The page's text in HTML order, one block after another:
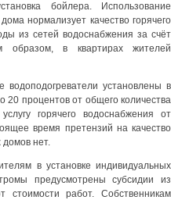
бойлера. Использование
нормализует качество горячего
из сетей водоснабжения за счёт
образом, в квартирах жителей
водоподогреватели установлены в
20 процентов от общего количества
горячего водоснабжения от
время претензий на качество
домов нет.
в установке индивидуальных
предусмотрены субсидии из
работ. Собственникам